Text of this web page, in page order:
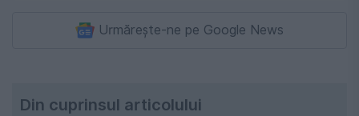
Urmărește-ne pe Google News
Din cuprinsul articolului